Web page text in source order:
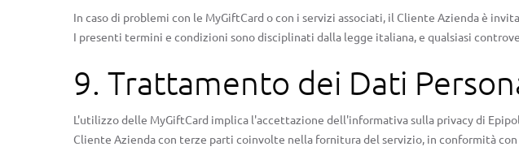
In caso di problemi con le MyGiftCard o con i servizi associati, il Cliente Azienda è
I presenti termini e condizioni sono disciplinati dalla legge italiana, e qualsiasi
9. Trattamento dei Dati
L'utilizzo delle MyGiftCard implica l'accettazione dell'informativa sulla privacy di
Cliente Azienda con terze parti coinvolte nella fornitura del servizio, in conformità